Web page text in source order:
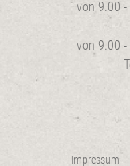
von 9.00
von 9.00
Impressum